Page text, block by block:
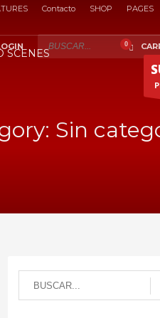
Contacto SHOP
PAGES
SCENES
Sin